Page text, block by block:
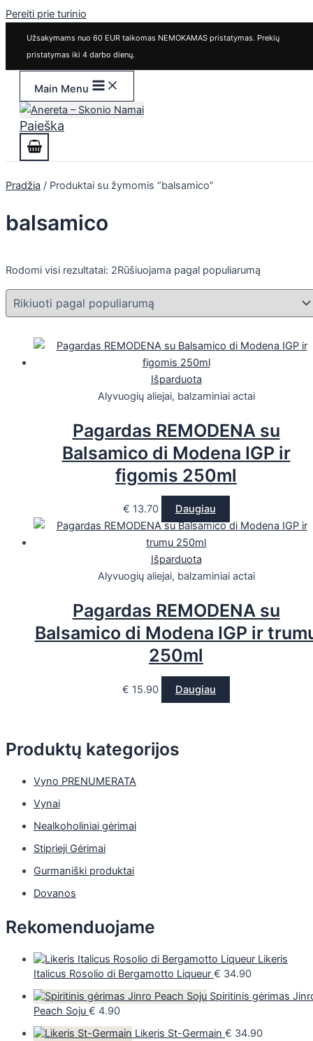
Pereiti prie turinio
Užsakymams nuo 60 EUR taikomas NEMOKAMAS pristatymas. Prekių
pristatymas iki 4 darbo dienų.
Main Menu
Paieška
Produktų kategorijos
Vyno PRENUMERATA
Vynai
Nealkoholiniai gėrimai
Stiprieji Gėrimai
Gurmaniški produktai
Dovanos
Rekomenduojame
Likeris
Italicus Rosolio di Bergamotto Liqueur € 34.90
Spiritinis gėrimas
Peach Soju € 4.90
Likeris St-Germain € 34.90
Pradžia / Produktai su žymomis “balsamico”
balsamico
Rodomi visi rezultatai: 2Rūšiuojama pagal populiarumą
Išparduota
Alyvuogių aliejai, balzaminiai actai
Pagardas REMODENA su
Balsamico di Modena IGP ir
figomis 250ml
€ 13.70 Daugiau
Išparduota
Alyvuogių aliejai, balzaminiai actai
Pagardas REMODENA su
Balsamico di Modena IGP ir
250ml
€ 15.90 Daugiau